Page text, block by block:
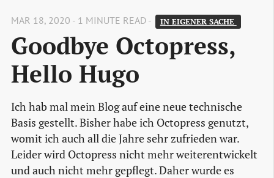
MAR 18, 2020 - 1 MINUTE READ - IN EIGENER SACHE
Goodbye Octopress,
Hello Hugo
Ich hab mal mein Blog auf eine neue technische
Basis gestellt. Bisher habe ich Octopress genutzt,
womit ich auch all die Jahre sehr zufrieden war.
Leider wird Octopress nicht mehr weiterentwickelt
und auch nicht mehr gepflegt. Daher wurde es